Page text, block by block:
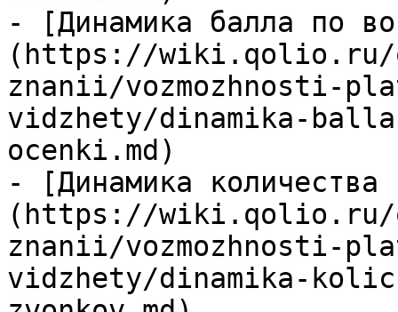
- [Динамика балла по
(https://wiki.qolio.ru/
znanii/vozmozhnosti-
vidzhety/dinamika-
ocenki.md)
- [Динамика количества
(https://wiki.qolio.ru/
znanii/vozmozhnosti-
vidzhety/dinamika-